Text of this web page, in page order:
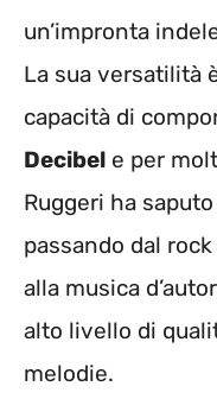
un’impronta
La sua versatilità
capacità di
Decibel e per
Ruggeri ha
passando dal
alla musica
alto livello di
melodie.